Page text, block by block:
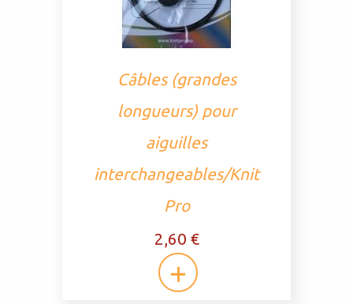
Câbles (grandes
longueurs) pour
aiguilles
interchangeables/Knit
Pro
2,60 €